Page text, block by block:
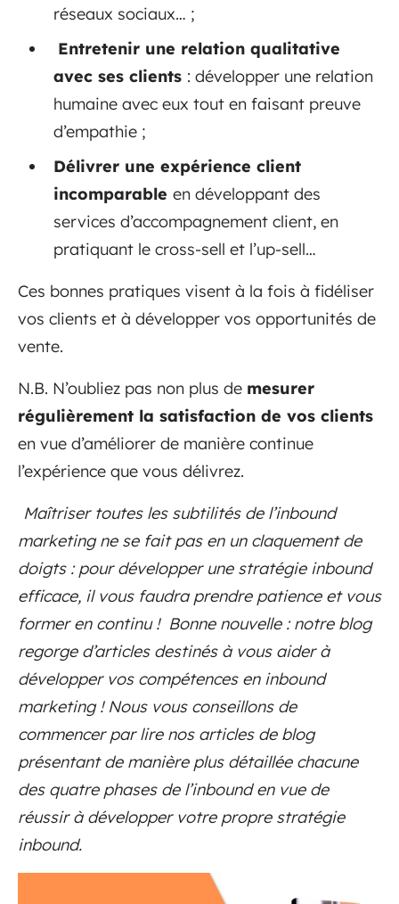
réseaux sociaux… ;
Entretenir une relation qualitative
avec ses clients : développer une relation
humaine avec eux tout en faisant preuve
d’empathie ;
Délivrer une expérience client
incomparable en développant des
services d’accompagnement client, en
pratiquant le cross-sell et l’up-sell…
Ces bonnes pratiques visent à la fois à fidéliser
vos clients et à développer vos opportunités de
vente.
N.B. N’oubliez pas non plus de mesurer
régulièrement la satisfaction de vos clients
en vue d’améliorer de manière continue
l’expérience que vous délivrez.
Maîtriser toutes les subtilités de l’inbound
marketing ne se fait pas en un claquement de
doigts : pour développer une stratégie inbound
efficace, il vous faudra prendre patience et vous
former en continu ! Bonne nouvelle : notre blog
regorge d’articles destinés à vous aider à
développer vos compétences en inbound
marketing ! Nous vous conseillons de
commencer par lire nos articles de blog
présentant de manière plus détaillée chacune
des quatre phases de l’inbound en vue de
réussir à développer votre propre stratégie
inbound.